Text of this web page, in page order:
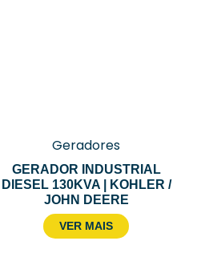
Geradores
GERADOR INDUSTRIAL
DIESEL 130KVA | KOHLER /
JOHN DEERE
VER MAIS